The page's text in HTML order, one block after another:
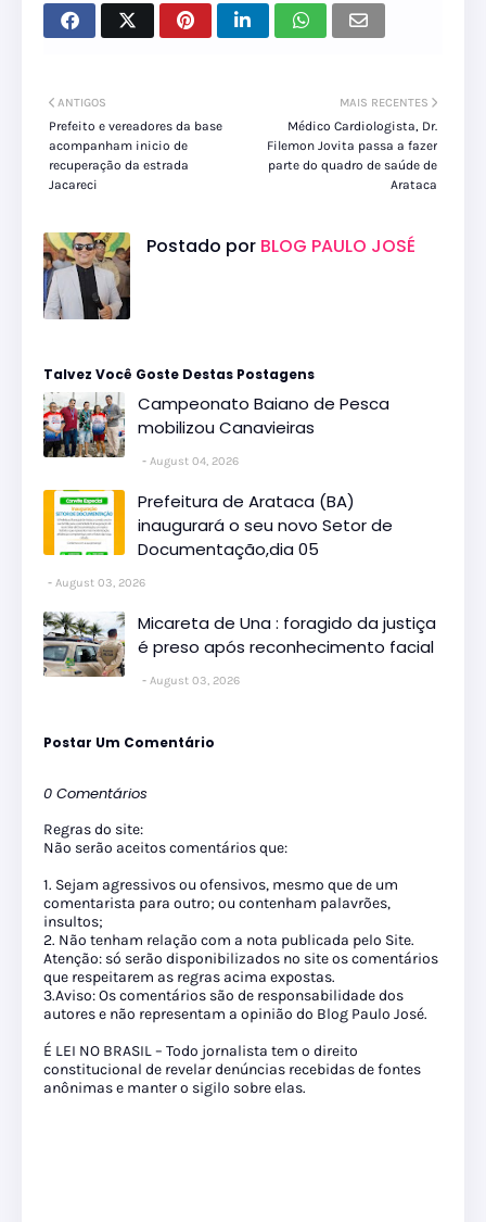
MAIS RECENTES
Médico Cardiologista, Dr.
Filemon Jovita passa a fazer
parte do quadro de saúde de
Arataca
ANTIGOS
Prefeito e vereadores da base
acompanham inicio de
recuperação da estrada
Jacareci
Postado por BLOG PAULO JOSÉ
Talvez Você Goste Destas Postagens
Campeonato Baiano de Pesca
mobilizou Canavieiras
August 04, 2026
Prefeitura de Arataca (BA)
inaugurará o seu novo Setor de
Documentação,dia 05
August 03, 2026
Micareta de Una : foragido da justiça
é preso após reconhecimento facial
August 03, 2026
Postar Um Comentário
0 Comentários
Regras do site:
Não serão aceitos comentários que:
1. Sejam agressivos ou ofensivos, mesmo que de um
comentarista para outro; ou contenham palavrões,
insultos;
2. Não tenham relação com a nota publicada pelo Site.
Atenção: só serão disponibilizados no site os comentários
que respeitarem as regras acima expostas.
3.Aviso: Os comentários são de responsabilidade dos
autores e não representam a opinião do Blog Paulo José.
É LEI NO BRASIL – Todo jornalista tem o direito
constitucional de revelar denúncias recebidas de fontes
anônimas e manter o sigilo sobre elas.